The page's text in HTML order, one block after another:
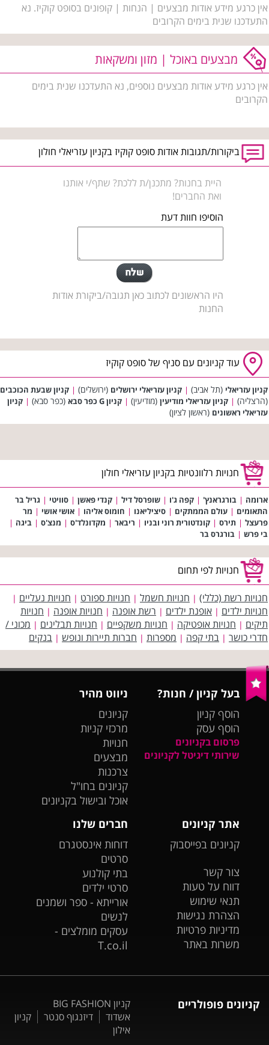
אין כרגע מידע אודות מבצעים | הנחות | קופונים בסופט קוקיז. נא
התעדכנו שנית בימים הקרובים
מבצעים באוכל | מזון ומשקאות
אין כרגע מידע אודות מבצעים נוספים, נא התעדכנו שנית בימים
הקרובים
ביקורות/תגובות אודות סופט קוקיז בקניון עזריאלי חולון
היית בחנות? מתכנן/ת ללכת? שתף/י אותנו
ואת החברים!
הוסיפו חוות דעת
היו הראשונים לכתוב כאן תגובה/ביקורת אודות
החנות
עוד קניונים עם סניף של סופט קוקיז
קניון עזריאלי (תל אביב) | קניון עזריאלי ירושלים (ירושלים) | קניון שבעת הכוכבים
(הרצליה) | קניון עזריאלי מודיעין (מודיעין) | קניון G כפר סבא (כפר סבא) | קניון
עזריאלי ראשונים (ראשון לציון)
חנויות רלוונטיות בקניון עזריאלי חולון
ארומה | בורגראנץ' | קפה ג'ו | שופרסל דיל | קנדי פאשן | סוויטי | גריל בר
התאומים | עולם הממתקים | סיציליאנו | חומוס אליהו | אושי אושי | מר
פרעצל | תירס | קונדטורית רוני ובניו | ריבאר | מקדונלד'ס | מנצ'ס | ביגה |
בי פרש | בורגרס בר
חנויות לפי תחום
חנויות רשת (כללי) | חנויות חשמל | חנויות ספורט | חנויות נעליים |
חנויות ילדים | אופנת ילדים | רשת אופנה | חנויות אופנה | חנויות
תיקים | חנויות אופטיקה | חנויות משקפיים | חנויות תבלינים | מכוני /
חדרי כושר | בתי קפה | מספרות | חברות תיירות ונופש | בנקים
בעל קניון / חנות?
הוסף קניון
הוסף עסק
פרסום בקניונים
שירותי דיגיטל לקניונים
ניווט מהיר
קניונים
מרכזי קניות
חנויות
מבצעים
צרכנות
קניונים בחו"ל
אוכל ובישול בקניונים
אתר קניונים
קניונים בפייסבוק
צור קשר
דווח על טעות
תנאי שימוש
הצהרת נגישות
מדיניות פרטיות
משרות באתר
חברים שלנו
דוחות אינסטגרם
סרטים
בתי קולנוע
סרטי ילדים
אורייתא - ספר ושמנים
לנשים
עסקים מומלצים -
T.co.il
קניונים פופולריים
קניון BIG FASHION
אשדוד
דיזנגוף סנטר
קניון
אילון